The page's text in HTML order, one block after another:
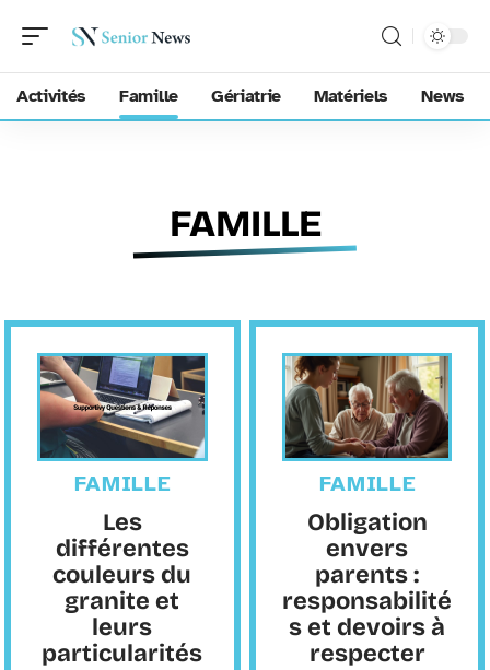
Activités Famille Gériatrie Matériels News
FAMILLE
FAMILLE
Les
différentes
couleurs du
granite et
leurs
particularités
FAMILLE
Obligation
envers
parents :
responsabilité
s et devoirs à
respecter